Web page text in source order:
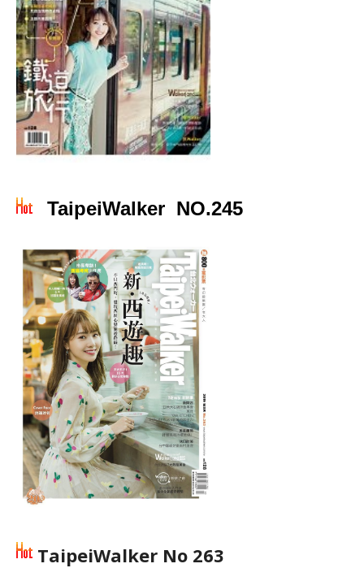
TaipeiWalker NO.245
TaipeiWalker No 263